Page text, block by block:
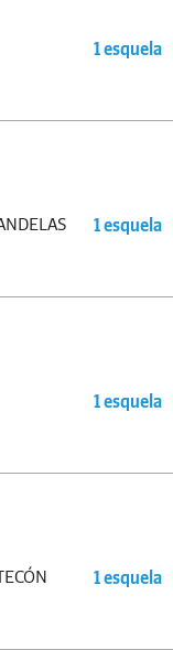
1 esquela
1 esquela
1 esquela
1 esquela